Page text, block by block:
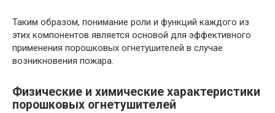
Таким образом, понимание роли и функций каждого из
этих компонентов является основой для эффективного
применения порошковых огнетушителей в случае
возникновения пожара.
Физические и химические характеристики
порошковых огнетушителей